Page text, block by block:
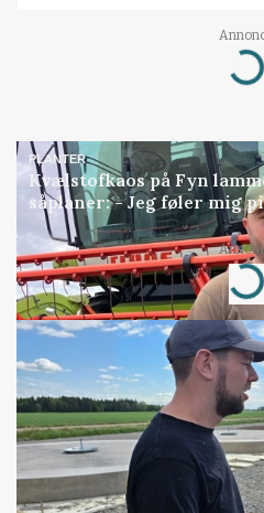
Loading...
PLANTER
Kvælstofkaos på Fyn
såplaner: - Jeg føler mig
Loading...